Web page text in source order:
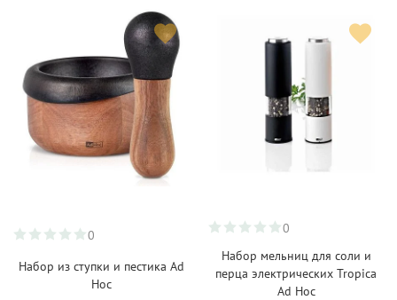
0
Набор из ступки и пестика Ad
Hoc
0
Набор мельниц для соли и
перца электрических Tropica
Ad Hoc